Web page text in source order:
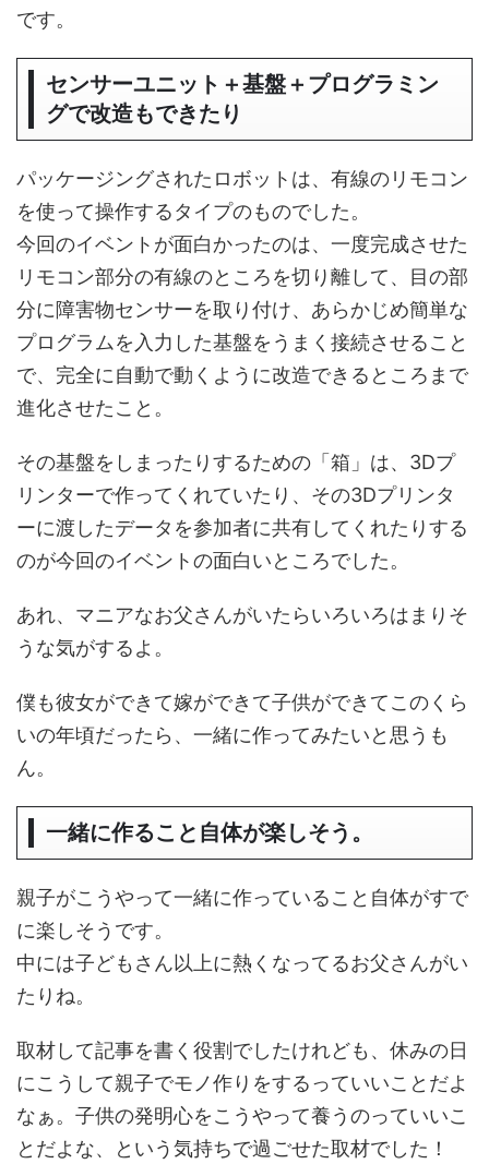
です。
センサーユニット＋基盤＋プログラミン
グで改造もできたり
パッケージングされたロボットは、有線のリモコン
を使って操作するタイプのものでした。
今回のイベントが面白かったのは、一度完成させた
リモコン部分の有線のところを切り離して、目の部
分に障害物センサーを取り付け、あらかじめ簡単な
プログラムを入力した基盤をうまく接続させること
で、完全に自動で動くように改造できるところまで
進化させたこと。
その基盤をしまったりするための「箱」は、3Dプ
リンターで作ってくれていたり、その3Dプリンタ
ーに渡したデータを参加者に共有してくれたりする
のが今回のイベントの面白いところでした。
あれ、マニアなお父さんがいたらいろいろはまりそ
うな気がするよ。
僕も彼女ができて嫁ができて子供ができてこのくら
いの年頃だったら、一緒に作ってみたいと思うも
ん。
一緒に作ること自体が楽しそう。
親子がこうやって一緒に作っていること自体がすで
に楽しそうです。
中には子どもさん以上に熱くなってるお父さんがい
たりね。
取材して記事を書く役割でしたけれども、休みの日
にこうして親子でモノ作りをするっていいことだよ
なぁ。子供の発明心をこうやって養うのっていいこ
とだよな、という気持ちで過ごせた取材でした！